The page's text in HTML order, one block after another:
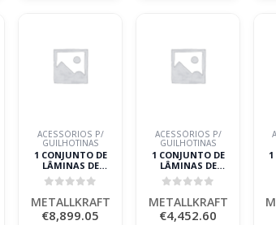
ACESSÓRIOS P/
GUILHOTINAS
1 CONJUNTO DE
LÂMINAS DE
REPOSIÇÃO HTBS-K
3100-200
METALLKRAFT
METALLKRAFT
€8,899.05
ACESSÓRIOS P/
GUILHOTINAS
1 CONJUNTO DE
LÂMINAS DE
REPOSIÇÃO HTBS-K
3100-60 METALLKRAFT
METALLKRAFT
€4,452.60